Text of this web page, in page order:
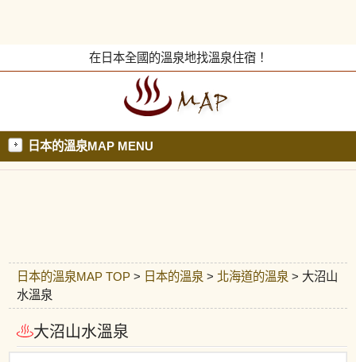
在日本全國的溫泉地找溫泉住宿！
日本的溫泉MAP MENU
日本的溫泉MAP TOP > 日本的溫泉 > 北海道的溫泉 > 大沼山
水溫泉
大沼山水溫泉